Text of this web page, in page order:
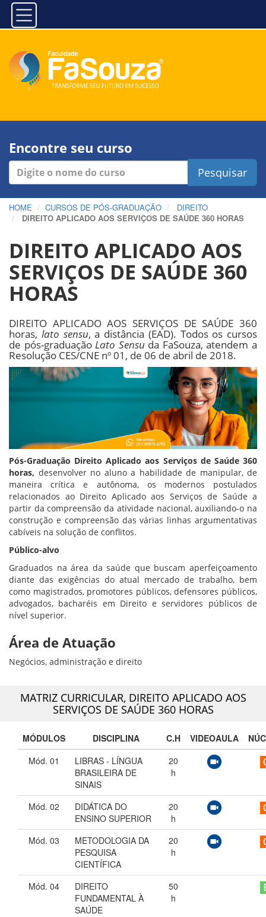
Encontre seu curso
Pesquisar
HOME CURSOS DE PÓS-GRADUAÇÃO
DIREITO
DIREITO APLICADO AOS SERVIÇOS DE SAÚDE 360 HORAS
DIREITO APLICADO AOS
SERVIÇOS DE SAÚDE 360
HORAS
DIREITO APLICADO AOS SERVIÇOS DE SAÚDE 360
horas, lato sensu, a distância (EAD). Todos os cursos
de pós-graduaçãoLato Sensuda FaSouza, atendem a
Resolução CES/CNE nº 01, de 06 de abril de 2018.
Pós-Graduação Direito Aplicado aos Serviços de Saúde 360
horas, desenvolver no aluno a habilidade de manipular, de
maneira crítica e autônoma, os modernos postulados
relacionados ao Direito Aplicado aos Serviços de Saúde a
partir da compreensão da atividade nacional, auxiliando-o na
construção e compreensão das várias linhas argumentativas
cabíveis na solução de conflitos.
Público-alvo
Graduados na área da saúde que buscam aperfeiçoamento
diante das exigências do atual mercado de trabalho, bem
como magistrados, promotores públicos, defensores públicos,
advogados, bacharéis em Direito e servidores públicos de
nível superior.
Área de Atuação
Negócios, administração e direito
MATRIZ CURRICULAR, DIREITO APLICADO AOS
SERVIÇOS DE SAÚDE 360 HORAS
MÓDULOS DISCIPLINA C.H VIDEOAULA
Mód. 01
LIBRAS - LÍNGUA
BRASILEIRA DE
SINAIS
20
h
Mód. 02
DIDÁTICA DO
ENSINO SUPERIOR
20
h
Mód. 03
METODOLOGIA DA
PESQUISA
CIENTÍFICA
20
h
Mód. 04
DIREITO
FUNDAMENTAL À
SAÚDE
50
h